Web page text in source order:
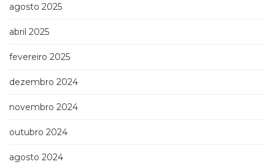
agosto 2025
abril 2025
fevereiro 2025
dezembro 2024
novembro 2024
outubro 2024
agosto 2024